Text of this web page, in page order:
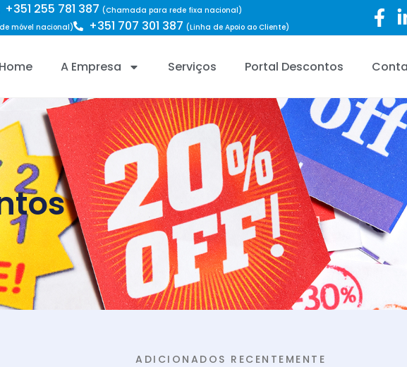
+351 255 781 387 (Chamada para rede fixa nacional)
móvel nacional) +351 707 301 387 (Linha de Apoio ao Cliente)
Home A Empresa Serviços Portal Descontos
ADICIONADOS RECENTEMENTE